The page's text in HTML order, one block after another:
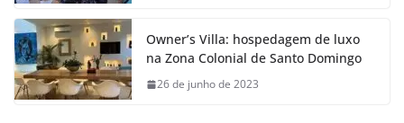
Owner’s Villa: hospedagem de luxo
na Zona Colonial de Santo Domingo
26 de junho de 2023